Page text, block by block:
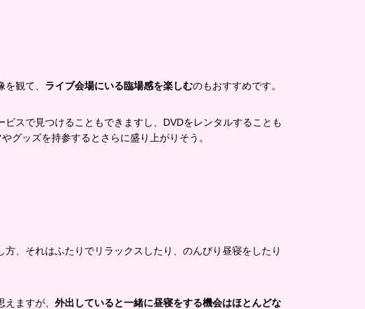
観て、 ライブ会場にいる臨場感を楽しむのもおすすめです。
スで見つけることもできますし、DVDをレンタルすることも
グッズを持参するとさらに盛り上がりそう。
、それはふたりでリラックスしたり、のんびり昼寝をしたり
ますが、 外出していると一緒に昼寝をする機会はほとんどな